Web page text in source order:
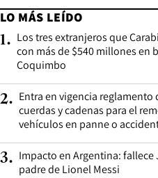
LO MÁS LEÍDO
1. Los tres extranjeros que
con más de $540 millones en
Coquimbo
2. Entra en vigencia
cuerdas y cadenas para el
vehículos en panne o
3. Impacto en Argentina: fallece
padre de Lionel Messi